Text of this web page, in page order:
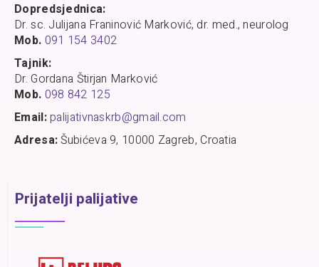
Dopredsjednica:
Dr. sc. Julijana Franinović Marković, dr. med., neurolog
Mob. 091 154 3402
Tajnik:
Dr. Gordana Štirjan Marković
Mob. 098 842 125
Email:palijativnaskrb@gmail.com
Adresa:Šubićeva 9, 10000 Zagreb, Croatia
Prijatelji palijative